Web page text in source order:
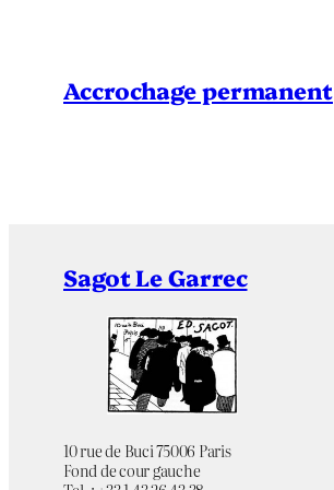
Accrochage permanent
Sagot Le Garrec
10 rue de Buci 75006 Paris
Fond de cour gauche